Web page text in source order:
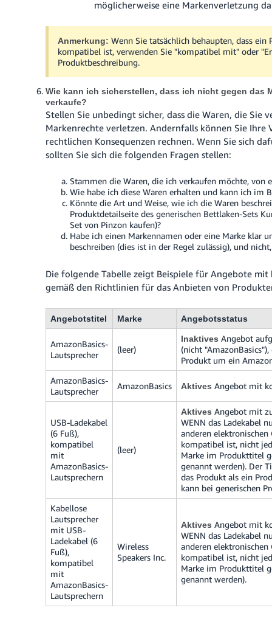
möglicherweise eine Markenverletzung
Anmerkung:Wenn Sie tatsächlich behaupten, dass
kompatibel ist, verwenden Sie "kompatibel mit" oder
Produktbeschreibung.
Wie kann ich sicherstellen, dass ich nicht gegen das
verkaufe?
Stellen Sie unbedingt sicher, dass die Waren, die
Markenrechte verletzen. Andernfalls können Sie
rechtlichen Konsequenzen rechnen. Wenn Sie sich
sollten Sie sich die folgenden Fragen stellen:
Stammen die Waren, die ich verkaufen möchte, von
Wie habe ich diese Waren erhalten und kann ich im
Könnte die Art und Weise, wie ich die Waren
Produktdetailseite des generischen Bettlaken-Sets
Set von Pinzon kaufen)?
Habe ich einen Markennamen oder eine Marke
beschreiben (dies ist in der Regel zulässig), und
Die folgende Tabelle zeigt Beispiele für Angebote
gemäß den Richtlinien für das Anbieten von
Angebotstitel Marke Angebotsstatus
AmazonBasics-
Lautsprecher
(leer)
Inaktives Angebot
(nicht
Produkt um ein
AmazonBasics-
Lautsprecher
AmazonBasics Aktives Angebot mit
USB-Ladekabel
(6 Fuß),
kompatibel
mit
AmazonBasics-
Lautsprechern
(leer)
Aktives Angebot mit
WENN das Ladekabel
anderen
kompatibel ist, nicht
Marke im Produkttitel
genannt werden). Der
das Produkt als ein
kann bei generischen
Kabellose
Lautsprecher
mit USB-
Ladekabel (6
Fuß),
kompatibel
mit
AmazonBasics-
Lautsprechern
Wireless
Speakers Inc.
Aktives Angebot mit
WENN das Ladekabel
anderen
kompatibel ist, nicht
Marke im Produkttitel
genannt werden).